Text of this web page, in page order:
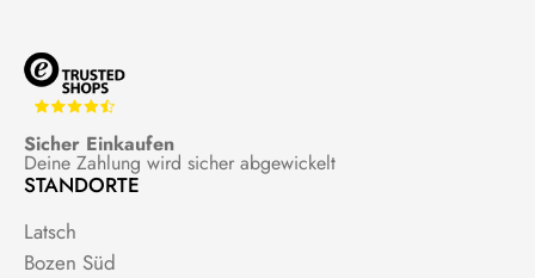
Sicher Einkaufen
Deine Zahlung wird sicher abgewickelt
STANDORTE
Latsch
Bozen Süd